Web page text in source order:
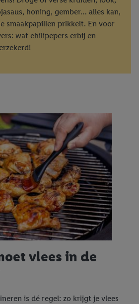
honing, gember… alles kan,
smaakpapillen prikkelt. En voor
wat chilipepers erbij en
vlees in de
is dé regel: zo krijgt je vlees